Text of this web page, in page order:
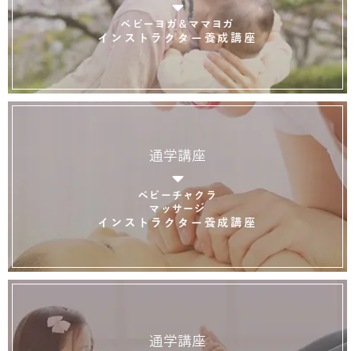
ベビーヨガ＆ママヨガ
インストラクター養成講座
通学講座
ベビーチャクラ
マッサージ
インストラクター養成講座
通学講座